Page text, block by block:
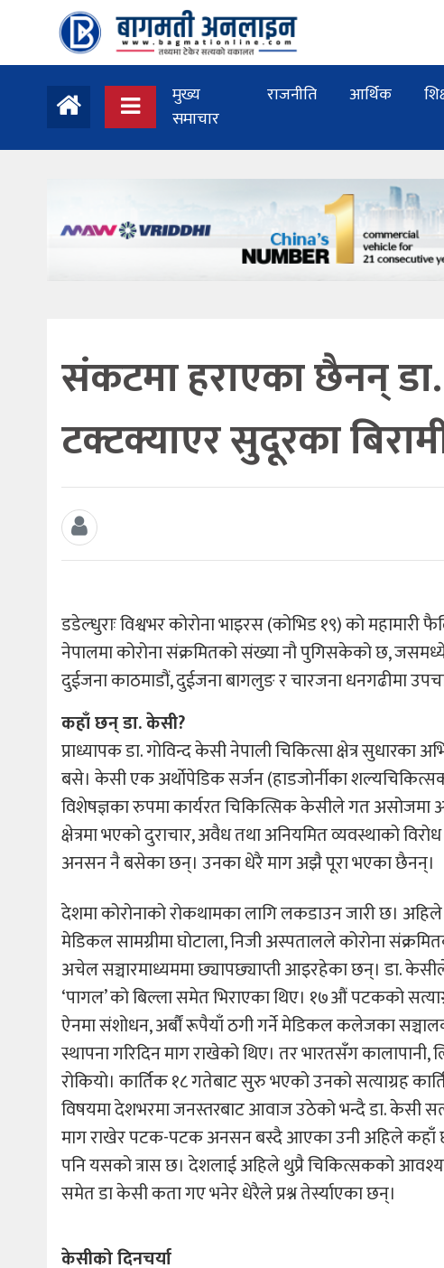
मुख्य
समाचार
राजनीति आर्थिक
संकटमा हराएका छैनन्‌
टक्टक्याएर सुदूरका
डडेल्धुराः विश्वभर कोरोना भाइरस (कोभिड १९) को
नेपालमा कोरोना संक्रमितको संख्या नौ पुगिसकेको छ,
दुईजना काठमाडौं, दुईजना बागलुङ र चारजना धनगढीमा
कहाँ छन् डा. केसी?
प्राध्यापक डा. गोविन्द केसी नेपाली चिकित्सा क्षेत्र
बसे। केसी एक अर्थोपेडिक सर्जन (हाडजोर्नीका
विशेषज्ञका रुपमा कार्यरत चिकित्सिक केसीले गत असोजमा
क्षेत्रमा भएको दुराचार, अवैध तथा अनियमित व्यवस्थाको
अनसन नै बसेका छन्। उनका धेरै माग अझै पूरा भएका छैनन्।
देशमा कोरोनाको रोकथामका लागि लकडाउन जारी छ।
मेडिकल सामग्रीमा घोटाला, निजी अस्पतालले कोरोना
अचेल सञ्चारमाध्यममा छ्यापछ्याप्ती आइरहेका छन्। डा.
‘पागल’ को बिल्ला समेत भिराएका थिए। १७औं पटकको
ऐनमा संशोधन, अर्बौं रूपैयाँ ठगी गर्ने मेडिकल कलेजका
स्थापना गरिदिन माग राखेको थिए। तर भारतसँग
रोकियो। कार्तिक १८ गतेबाट सुरु भएको उनको सत्याग्रह
विषयमा देशभरमा जनस्तरबाट आवाज उठेको भन्दै डा. केसी
माग राखेर पटक-पटक अनसन बस्दै आएका उनी अहिले कहाँ
पनि यसको त्रास छ। देशलाई अहिले थुप्रै चिकित्सकको
समेत डा केसी कता गए भनेर धेरैले प्रश्न तेर्स्याएका छन्।
केसीको दिनचर्या